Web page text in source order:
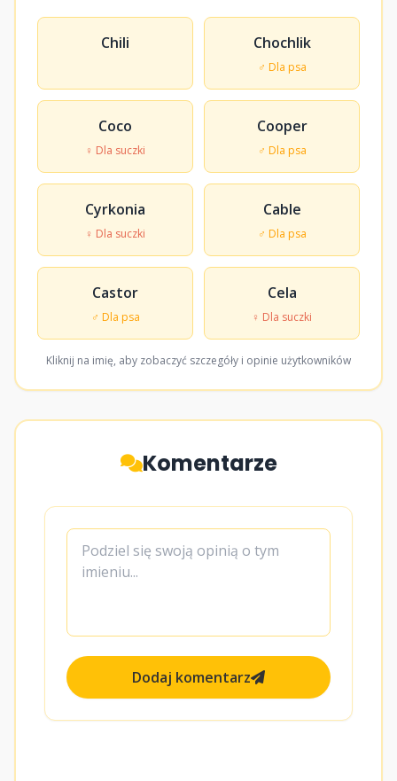
Chili Chochlik
♂ Dla psa
Coco
♀ Dla suczki
Cooper
♂ Dla psa
Cyrkonia
♀ Dla suczki
Cable
♂ Dla psa
Castor
♂ Dla psa
Cela
♀ Dla suczki
Kliknij na imię, aby zobaczyć szczegóły i opinie użytkowników
Komentarze
Dodaj komentarz